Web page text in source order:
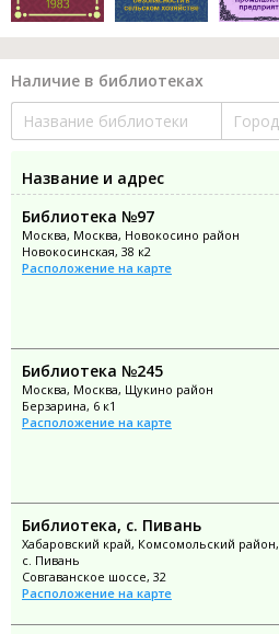
Наличие в библиотеках
Название и адрес
Библиотека №97
Москва, Москва, Новокосино район
Новокосинская, 38 к2
Расположение на карте
Библиотека №245
Москва, Москва, Щукино район
Берзарина, 6 к1
Расположение на карте
Библиотека, с. Пивань
Хабаровский край, Комсомольский район,
с. Пивань
Совгаванское шоссе, 32
Расположение на карте